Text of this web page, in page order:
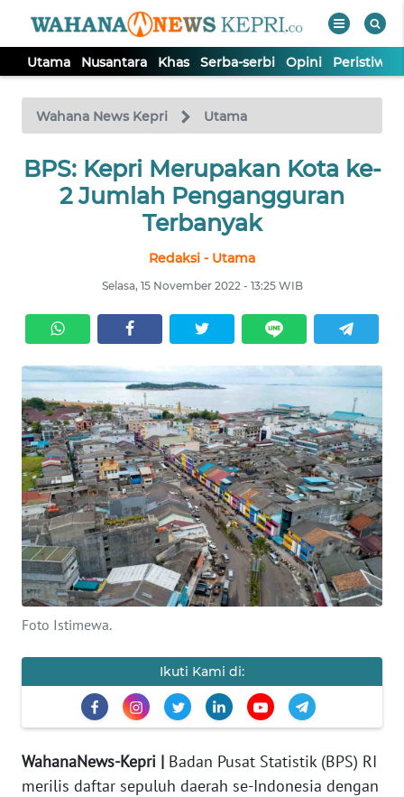
Utama Nusantara Khas Serba-serbi Opini Peristiwa
Wahana News Kepri Utama
BPS: Kepri Merupakan Kota ke-
2 Jumlah Pengangguran
Terbanyak
Redaksi - Utama
Selasa, 15 November 2022 - 13:25 WIB
Foto Istimewa.
Ikuti Kami di:
WahanaNews-Kepri | Badan Pusat Statistik (BPS) RI
merilis daftar sepuluh daerah se-Indonesia dengan
TV
Tutup
UTAMA
SERBA-
SERBI
OPINI
PERISTIWA
NATUNA
BINTAN
Informasi
INDEKS
INFO
IKLAN